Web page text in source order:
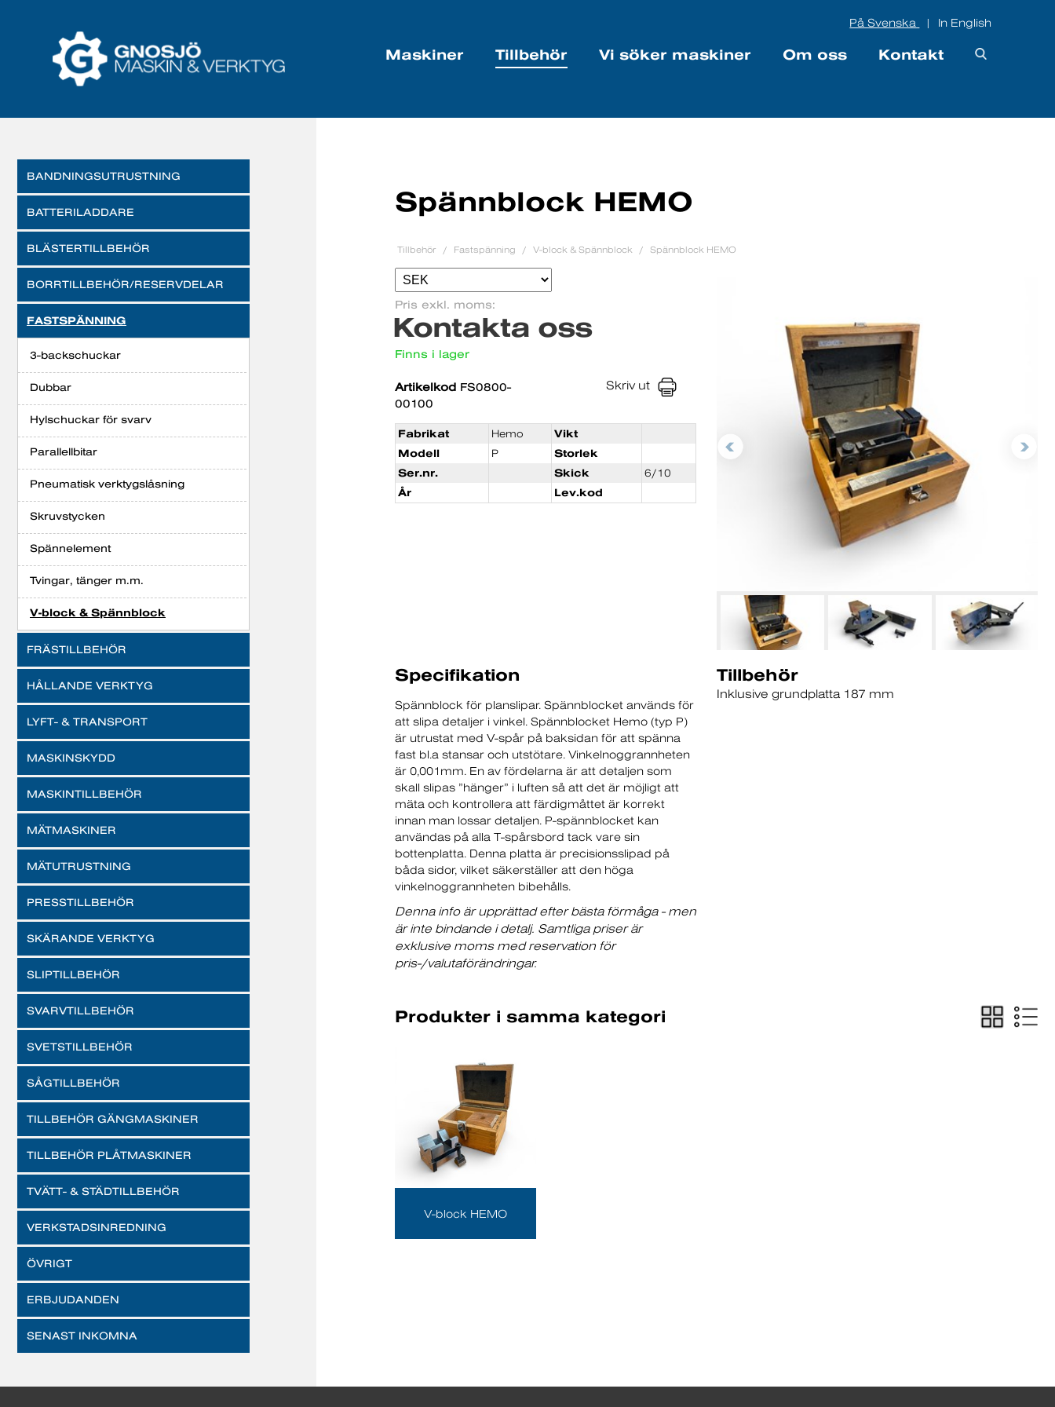
På Svenska In English
Maskiner Tillbehör Vi söker maskiner Om oss Kontakt
BANDNINGSUTRUSTNING
BATTERILADDARE
BLÄSTERTILLBEHÖR
BORRTILLBEHÖR/RESERVDELAR
FASTSPÄNNING
3-backschuckar
Dubbar
Hylschuckar för svarv
Parallellbitar
Pneumatisk verktygslåsning
Skruvstycken
Spännelement
Tvingar, tänger m.m.
V-block & Spännblock
FRÄSTILLBEHÖR
HÅLLANDE VERKTYG
LYFT- & TRANSPORT
MASKINSKYDD
MASKINTILLBEHÖR
MÄTMASKINER
MÄTUTRUSTNING
PRESSTILLBEHÖR
SKÄRANDE VERKTYG
SLIPTILLBEHÖR
SVARVTILLBEHÖR
SVETSTILLBEHÖR
SÅGTILLBEHÖR
TILLBEHÖR GÄNGMASKINER
TILLBEHÖR PLÅTMASKINER
TVÄTT- & STÄDTILLBEHÖR
VERKSTADSINREDNING
ÖVRIGT
ERBJUDANDEN
SENAST INKOMNA
Spännblock HEMO
Tillbehör Fastspänning V-block & Spännblock Spännblock HEMO
Pris exkl. moms:
Kontakta oss
Finns i lager
Artikelkod FS0800-
00100
Skriv ut
Fabrikat Hemo
Vikt
Modell
P
Storlek
Ser.nr.
Skick
6/10
År
Lev.kod
Tillbehör
Inklusive grundplatta 187 mm
Specifikation
Spännblock för planslipar. Spännblocket används för
att slipa detaljer i vinkel. Spännblocket Hemo (typ P)
är utrustat med V-spår på baksidan för att spänna
fast bl.a stansar och utstötare. Vinkelnoggrannheten
är 0,001mm. En av fördelarna är att detaljen som
skall slipas ”hänger” i luften så att det är möjligt att
mäta och kontrollera att färdigmåttet är korrekt
innan man lossar detaljen. P-spännblocket kan
användas på alla T-spårsbord tack vare sin
bottenplatta. Denna platta är precisionsslipad på
båda sidor, vilket säkerställer att den höga
vinkelnoggrannheten bibehålls.
Denna info är upprättad efter bästa förmåga - men
är inte bindande i detalj. Samtliga priser är
exklusive moms med reservation för
pris-/valutaförändringar.
Produkter i samma kategori
V-block HEMO